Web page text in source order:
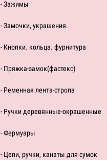
- Зажимы
- Замочки, украшения.
- Кнопки. кольца. фурнитура
- Пряжка-замок(фастекс)
- Ременная лента-стропа
- Ручки деревянные-окрашенные
- Фермуары
- Цепи, ручки, канаты для сумок